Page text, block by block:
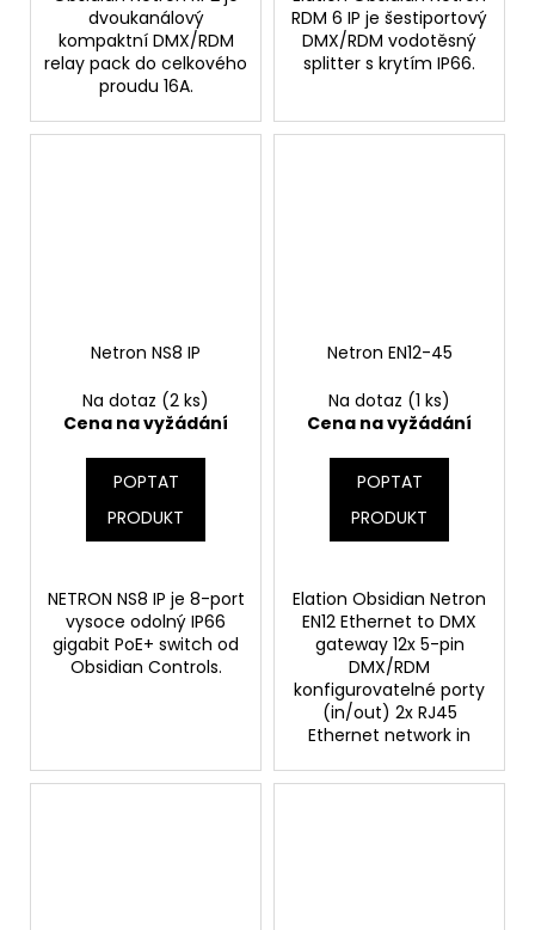
dvoukanálový
kompaktní DMX/RDM
relay pack do celkového
proudu 16A.
RDM 6 IP je šestiportový
DMX/RDM vodotěsný
splitter s krytím IP66.
Netron NS8 IP
Na dotaz (2 ks)
Cena na vyžádání
POPTAT
PRODUKT
NETRON NS8 IP je 8-port
vysoce odolný IP66
gigabit PoE+ switch od
Obsidian Controls.
Netron EN12-45
Na dotaz (1 ks)
Cena na vyžádání
POPTAT
PRODUKT
Elation Obsidian Netron
EN12 Ethernet to DMX
gateway 12x 5-pin
DMX/RDM
konfigurovatelné porty
(in/out) 2x RJ45
Ethernet network in